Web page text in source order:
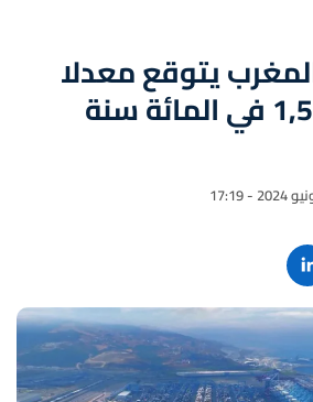
يتوقع معدلا
متوسطا عند 1,5 في المائة سنة